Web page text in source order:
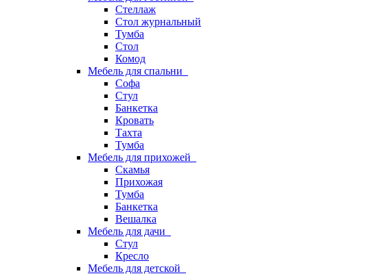
Стеллаж
Стол журнальный
Тумба
Стол
Комод
Мебель для спальни
Софа
Стул
Банкетка
Кровать
Тахта
Тумба
Мебель для прихожей
Скамья
Прихожая
Тумба
Банкетка
Вешалка
Мебель для дачи
Стул
Кресло
Мебель для детской